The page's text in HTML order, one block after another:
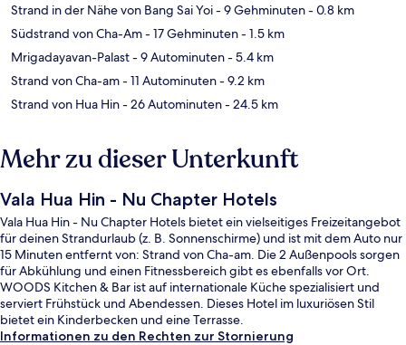
Strand in der Nähe von Bang Sai Yoi- 9 Gehminuten- 0.8 km
Südstrand von Cha-Am- 17 Gehminuten- 1.5 km
Mrigadayavan-Palast- 9 Autominuten- 5.4 km
Strand von Cha-am- 11 Autominuten- 9.2 km
Strand von Hua Hin- 26 Autominuten- 24.5 km
Mehr zu dieser Unterkunft
Vala Hua Hin - Nu Chapter Hotels
Vala Hua Hin - Nu Chapter Hotels bietet ein vielseitiges Freizeitangebot
für deinen Strandurlaub (z. B. Sonnenschirme) und ist mit dem Auto nur
15 Minuten entfernt von: Strand von Cha-am. Die 2 Außenpools sorgen
für Abkühlung und einen Fitnessbereich gibt es ebenfalls vor Ort.
WOODS Kitchen & Bar ist auf internationale Küche spezialisiert und
serviert Frühstück und Abendessen. Dieses Hotel im luxuriösen Stil
bietet ein Kinderbecken und eine Terrasse.
Informationen zu den Rechten zur Stornierung